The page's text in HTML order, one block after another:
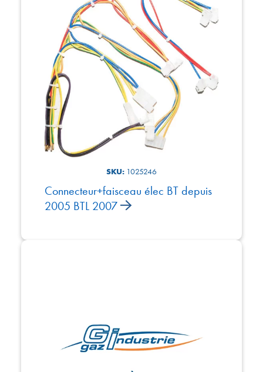
SKU: 1025246
Connecteur+faisceau élec BT depuis
2005 BTL 2007